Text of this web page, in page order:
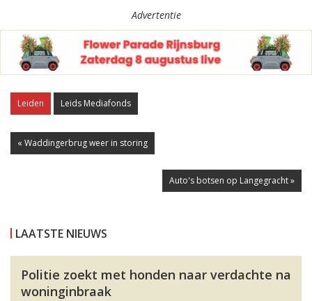
Advertentie
Leiden Leids Mediafonds
« Waddingerbrug weer in storing
Auto's botsen op Langegracht »
LAATSTE NIEUWS
Politie zoekt met honden naar verdachte na
woninginbraak